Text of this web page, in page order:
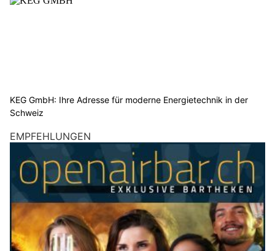
KEG GmbH: Ihre Adresse für moderne Energietechnik in der
Schweiz
EMPFEHLUNGEN